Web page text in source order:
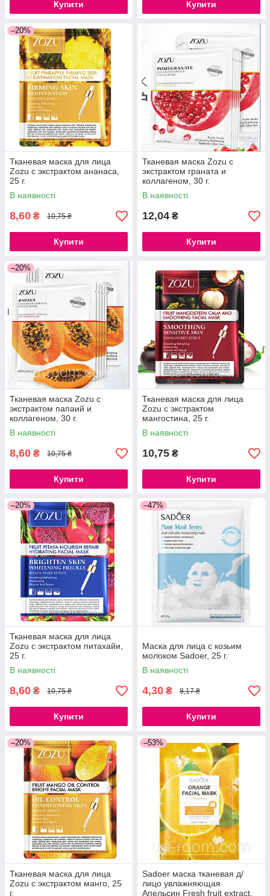
Купити Купити
–20%
Тканевая маска для лица
Zozu с экстрактом ананаса,
25 г.
В наявності
8,60 ₴ 10,75 ₴
Купити
Тканевая маска Zozu с
экстрактом граната и
коллагеном, 30 г.
В наявності
12,04 ₴
Купити
–20%
Тканевая маска Zozu с
экстрактом папаий и
коллагеном, 30 г.
В наявності
8,60 ₴ 10,75 ₴
Купити
Тканевая маска для лица
Zozu с экстрактом
мангостина, 25 г.
В наявності
10,75 ₴
Купити
–20%
Тканевая маска для лица
Zozu с экстрактом питахайи,
25 г.
В наявності
8,60 ₴ 10,75 ₴
Купити
–47%
Маска для лица с козьим
молоком Sadoer, 25 г.
В наявності
4,30 ₴ 8,17 ₴
Купити
–20%
Тканевая маска для лица
Zozu с экстрактом манго, 25
г.
–53%
Sadoer маска тканевая д/
лицо увлажняющая
Апельсин Fresh fruit extract,